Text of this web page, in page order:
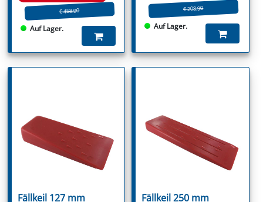
€ 458.90
Auf Lager.
€ 208.90
Auf Lager.
Fällkeil 127 mm Fällkeil 250 mm